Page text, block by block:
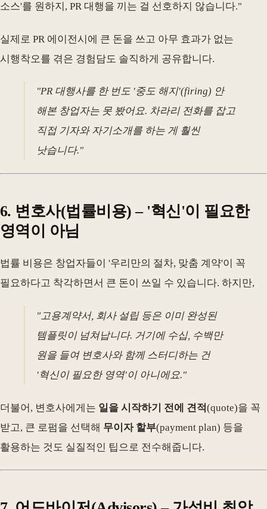
소스'를 원하지, PR 대행을 끼는 걸 선호하지 않습니다."
실제로 PR 에이전시에 큰 돈을 쓰고 아무 효과가 없는
시행착오를 겪은 경험담도 솔직하게 공유합니다.
"PR 대행사를 한 번도 '중도 해지'(firing) 안
해본 창업자는 못 봤어요. 차라리 전화를 잡고
직접 기자와 자기소개를 하는 게 훨씬
낫습니다."
6. 변호사(법률비용) – '혁신'이 필요한
영역이 아님
법률 비용은 창업자들이 '우리만의 절차, 맞춤 계약'이 꼭
필요하다고 착각하면서 큰 돈이 쓰일 수 있습니다. 하지만,
"고용계약서, 회사 설립 등은 이미 완성된
템플릿이 넘쳐납니다. 거기에 수십, 수백만
원을 들여 변호사와 함께 스터디하는 건
'혁신이 필요한 영역'이 아니에요."
더불어, 변호사에게는 일을 시작하기 전에 견적(quote)을 꼭
받고, 큰 로펌을 선택해 무이자 할부(payment plan) 등을
활용하는 것도 실질적인 팁으로 전수해줍니다.